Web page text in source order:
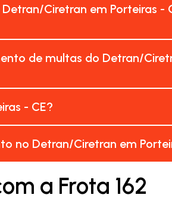
Ciretran em Porteiras -
de multas do Detran/
- CE?
no Detran/Ciretran em
a Frota 162